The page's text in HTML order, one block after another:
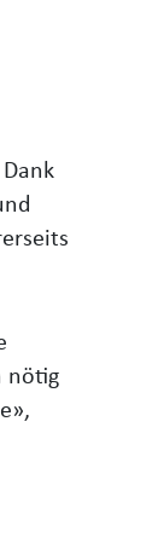
nötig